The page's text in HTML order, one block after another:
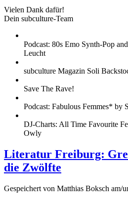
Vielen Dank dafür!
Dein subculture-Team
Podcast: 80s Emo Synth-Pop
Leucht
subculture Magazin Soli
Save The Rave!
Podcast: Fabulous Femmes* by
DJ-Charts: All Time Favourite
Owly
Literatur Freiburg:
die Zwölfte
Gespeichert von Matthias Boksch am/